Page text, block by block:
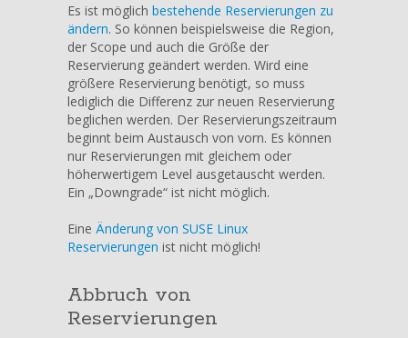
Es ist möglich bestehende Reservierungen zu
ändern. So können beispielsweise die Region,
der Scope und auch die Größe der
Reservierung geändert werden. Wird eine
größere Reservierung benötigt, so muss
lediglich die Differenz zur neuen Reservierung
beglichen werden. Der Reservierungszeitraum
beginnt beim Austausch von vorn. Es können
nur Reservierungen mit gleichem oder
höherwertigem Level ausgetauscht werden.
Ein „Downgrade“ ist nicht möglich.
Eine Änderung von SUSE Linux
Reservierungen ist nicht möglich!
Abbruch von
Reservierungen